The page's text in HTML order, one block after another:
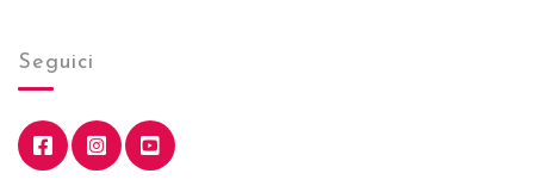
Seguici